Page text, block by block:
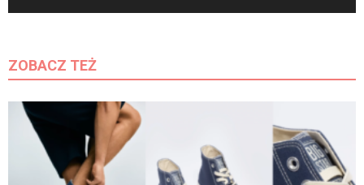
ZOBACZ TEŻ